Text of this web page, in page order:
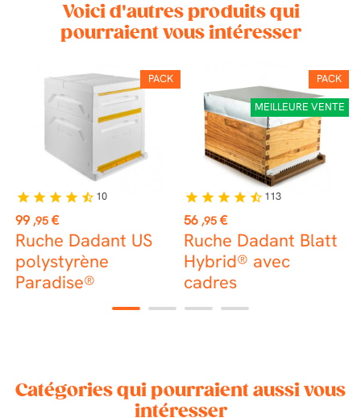
Voici d'autres produits qui
pourraient vous intéresser
PACK
Prix
99 ,95 €
Ruche Dadant US
polystyrène
Paradise®
star star star star star_half 10
PACK
MEILLEURE VENTE
Prix
56 ,95 €
Ruche Dadant Blatt
Hybrid® avec
cadres
star star star star star_half 113
1 2 3 4
Catégories qui pourraient aussi vous
intéresser